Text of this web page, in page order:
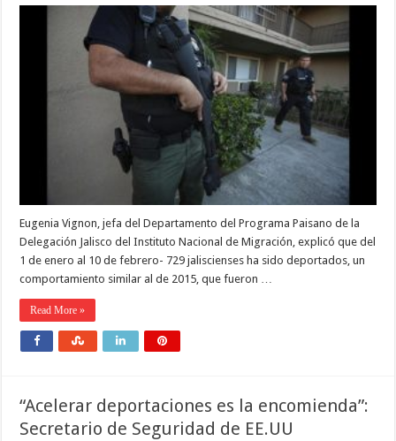
Eugenia Vignon, jefa del Departamento del Programa Paisano de la
Delegación Jalisco del Instituto Nacional de Migración, explicó que del
1 de enero al 10 de febrero- 729 jaliscienses ha sido deportados, un
comportamiento similar al de 2015, que fueron …
Read More »
“Acelerar deportaciones es la encomienda”:
Secretario de Seguridad de EE.UU